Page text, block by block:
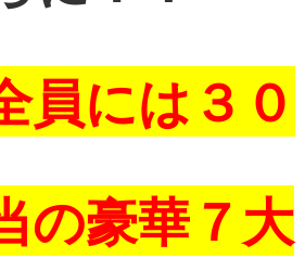
員には３０
の豪華７大